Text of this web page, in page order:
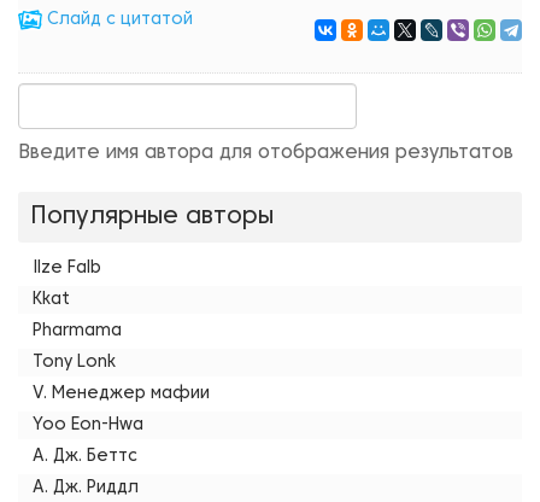
Cлайд с цитатой
Введите имя автора для отображения результатов
Популярные авторы
Ilze Falb
Kkat
Pharmama
Tony Lonk
V. Менеджер мафии
Yoo Eon-Hwa
А. Дж. Беттс
А. Дж. Риддл